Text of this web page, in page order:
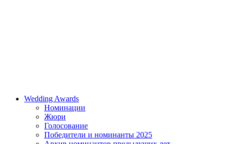
Wedding Awards
Номинации
Жюри
Голосование
Победители и номинанты 2025